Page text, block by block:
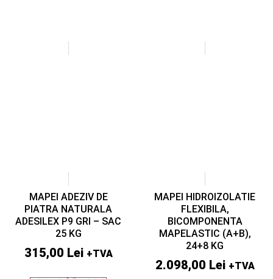
MAPEI ADEZIV DE
PIATRA NATURALA
ADESILEX P9 GRI – SAC
25 KG
315,00 Lei +TVA
MAPEI HIDROIZOLATIE
FLEXIBILA,
BICOMPONENTA
MAPELASTIC (A+B),
24+8 KG
2.098,00 Lei +TVA